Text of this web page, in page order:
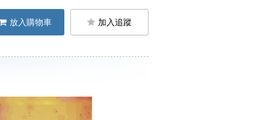
放入購物車 加入追蹤